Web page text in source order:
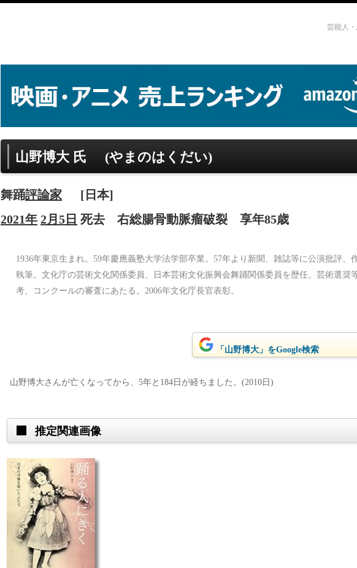
芸能人
山野博大 氏 (やまのはくだい)
舞踊評論家
[日本]
2021年 2月5日 死去 右総腸骨動脈瘤破裂 享年85歳
1936年東京生まれ。59年慶應義塾大学法学部卒業。57年より新聞、雑誌等に公演批評、
執筆。文化庁の芸術文化関係委員、日本芸術文化振興会舞踊関係委員を歴任。芸術選奨
考、コンクールの審査にあたる。2006年文化庁長官表彰。
「山野博大」をGoogle検索
山野博大さんが亡くなってから、5年と184日が経ちました。(2010日)
推定関連画像